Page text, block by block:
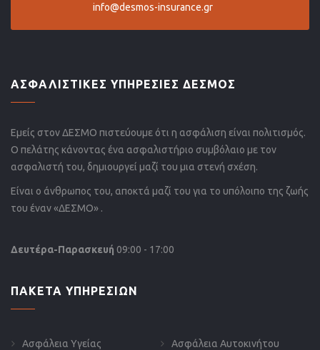
info@desmos-insurance.gr
ΑΣΦΑΛΙΣΤΙΚΕΣ ΥΠΗΡΕΣΙΕΣ ΔΕΣΜΟΣ
Εμείς στον ΔΕΣΜΟ πιστεύουμε ότι η ασφάλιση είναι πολιτισμός.
Ο πελάτης κάνοντας ένα ασφαλιστήριο συμβόλαιο με τον
ασφαλιστή του, δημιουργεί μαζί του μια στενή σχέση.
Είναι ο άνθρωπος του, αποκτά μαζί του για το υπόλοιπο της ζωής
του έναν «ΔΕΣΜΟ» .
Δευτέρα-Παρασκευή 09:00 - 17:00
ΠΑΚΕΤΑ ΥΠΗΡΕΣΙΩΝ
Ασφάλεια Υγείας Ασφάλεια Αυτοκινήτου